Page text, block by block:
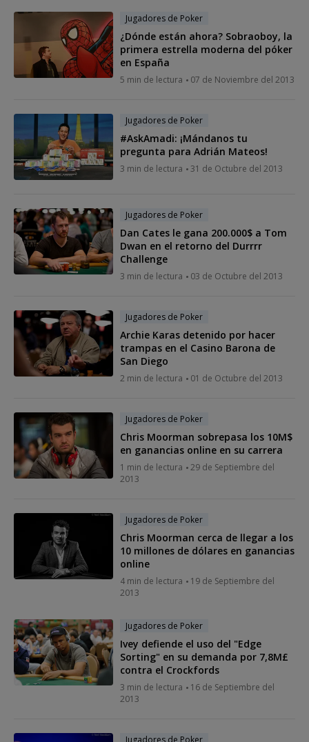
Jugadores de Poker
¿Dónde están ahora? Sobraoboy, la
primera estrella moderna del póker
en España
5 min de lectura 07 de Noviembre del 2013
Jugadores de Poker
#AskAmadi: ¡Mándanos tu
pregunta para Adrián Mateos!
3 min de lectura 31 de Octubre del 2013
Jugadores de Poker
Dan Cates le gana 200.000$ a Tom
Dwan en el retorno del Durrrr
Challenge
3 min de lectura 03 de Octubre del 2013
Jugadores de Poker
Archie Karas detenido por hacer
trampas en el Casino Barona de
San Diego
2 min de lectura 01 de Octubre del 2013
Jugadores de Poker
Chris Moorman sobrepasa los 10M$
en ganancias online en su carrera
1 min de lectura
29 de Septiembre del
2013
Jugadores de Poker
Chris Moorman cerca de llegar a los
10 millones de dólares en ganancias
online
4 min de lectura
19 de Septiembre del
2013
Jugadores de Poker
Ivey defiende el uso del "Edge
Sorting" en su demanda por 7,8M£
contra el Crockfords
3 min de lectura
16 de Septiembre del
2013
Jugadores de Poker